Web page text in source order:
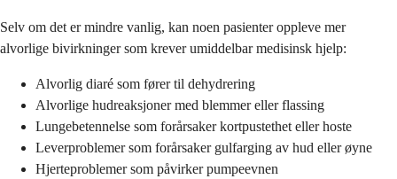
Selv om det er mindre vanlig, kan noen pasienter oppleve mer
alvorlige bivirkninger som krever umiddelbar medisinsk hjelp:
Alvorlig diaré som fører til dehydrering
Alvorlige hudreaksjoner med blemmer eller flassing
Lungebetennelse som forårsaker kortpustethet eller hoste
Leverproblemer som forårsaker gulfarging av hud eller øyne
Hjerteproblemer som påvirker pumpeevnen